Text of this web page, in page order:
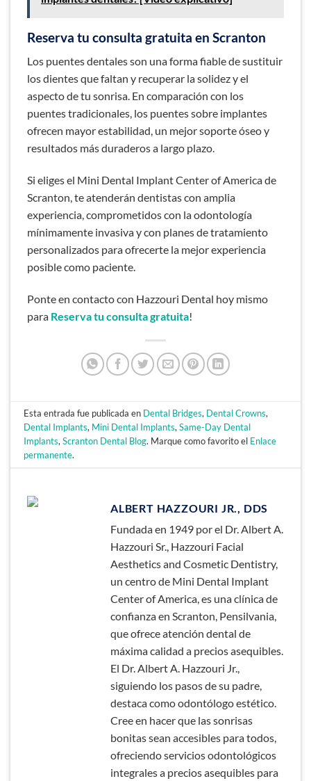
Reserva tu consulta gratuita en Scranton
Los puentes dentales son una forma fiable de sustituir
los dientes que faltan y recuperar la solidez y el
aspecto de tu sonrisa. En comparación con los
puentes tradicionales, los puentes sobre implantes
ofrecen mayor estabilidad, un mejor soporte óseo y
resultados más duraderos a largo plazo.
Si eliges el Mini Dental Implant Center of America de
Scranton, te atenderán dentistas con amplia
experiencia, comprometidos con la odontología
mínimamente invasiva y con planes de tratamiento
personalizados para ofrecerte la mejor experiencia
posible como paciente.
Ponte en contacto con Hazzouri Dental hoy mismo
para Reserva tu consulta gratuita!
Esta entrada fue publicada en Dental Bridges, Dental Crowns,
Dental Implants, Mini Dental Implants,Same-Day Dental
Implants,Scranton Dental Blog. Marque como favorito el Enlace
permanente.
ALBERT HAZZOURI JR., DDS
Fundada en 1949 por el Dr. Albert A.
Hazzouri Sr., Hazzouri Facial
Aesthetics and Cosmetic Dentistry,
un centro de Mini Dental Implant
Center of America, es una clínica de
confianza en Scranton, Pensilvania,
que ofrece atención dental de
máxima calidad a precios asequibles.
El Dr. Albert A. Hazzouri Jr.,
siguiendo los pasos de su padre,
destaca como odontólogo estético.
Cree en hacer que las sonrisas
bonitas sean accesibles para todos,
ofreciendo servicios odontológicos
integrales a precios asequibles para